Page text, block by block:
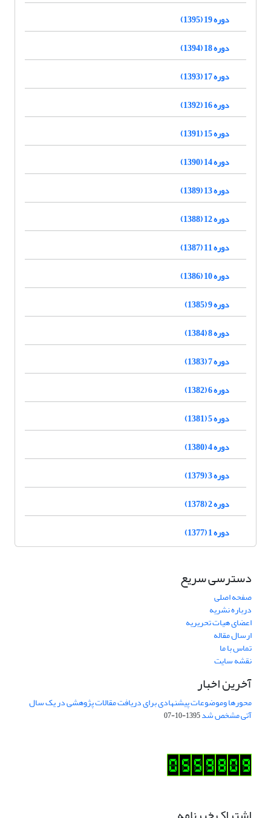
دوره 19 (1395)
دوره 18 (1394)
دوره 17 (1393)
دوره 16 (1392)
دوره 15 (1391)
دوره 14 (1390)
دوره 13 (1389)
دوره 12 (1388)
دوره 11 (1387)
دوره 10 (1386)
دوره 9 (1385)
دوره 8 (1384)
دوره 7 (1383)
دوره 6 (1382)
دوره 5 (1381)
دوره 4 (1380)
دوره 3 (1379)
دوره 2 (1378)
دوره 1 (1377)
دسترسی سریع
صفحه اصلی
درباره نشریه
اعضای هیات تحریریه
ارسال مقاله
تماس با ما
نقشه سایت
آخرین اخبار
محورها وموضوعات پیشنهادی برای دریافت مقالات پژوهشی در یک سال
آتی مشخص شد1395-10-07